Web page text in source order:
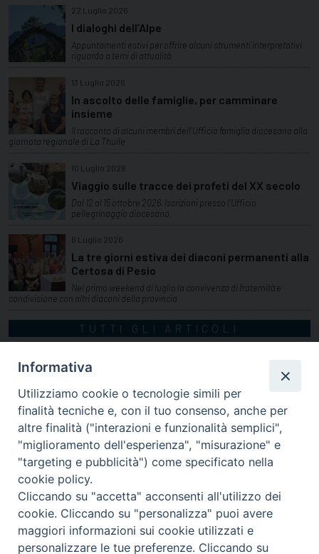
22 Luglio 2026
I dialoghi dell’Alpe
Appuntamenti estivi per offrire alcuni strumenti interpretativi
riguardo a temi di attualità
13 Luglio 2026
In ascolto delle famiglie, per camminare
insieme
Il racconto di alcuni membri dell'Ufficio famiglia diocesano alla
giornata regionale di La Thuile
10 Luglio 2026
Viaggio sulle tracce dei profeti del XX secolo
Dal 12 al 15 ottobre 2026. Iscrizioni presso l'Ufficio
pellegrinaggio diocesano.
6 Luglio 2026
La tre giorni estiva dei diaconi permanenti alla
Certosa di Pesio
Nel primo weekend di luglio la convivenza di fraternità e
condivisione con altri diaconi della provincia
TUTTI GLI ARTICOLI
via Amedeo Rossi, 28 - 12100 Cuneo
segreteriagenerale@diocesicuneofossano.it
Informativa
Utilizziamo cookie o tecnologie simili per
finalità tecniche e, con il tuo consenso, anche per
altre finalità ("interazioni e funzionalità semplici",
"miglioramento dell'esperienza", "misurazione" e
"targeting e pubblicità") come specificato nella
cookie policy.
Cliccando su "accetta" acconsenti all'utilizzo dei
cookie. Cliccando su "personalizza" puoi avere
maggiori informazioni sui cookie utilizzati e
personalizzare le tue preferenze. Cliccando su